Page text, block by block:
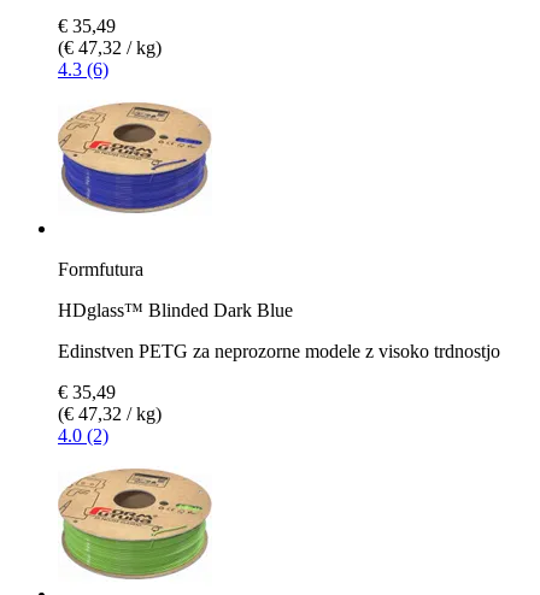
€ 35,49
(€ 47,32 / kg)
4.3 (6)
Formfutura
HDglass™ Blinded Dark Blue
Edinstven PETG za neprozorne modele z visoko trdnostjo
€ 35,49
(€ 47,32 / kg)
4.0 (2)